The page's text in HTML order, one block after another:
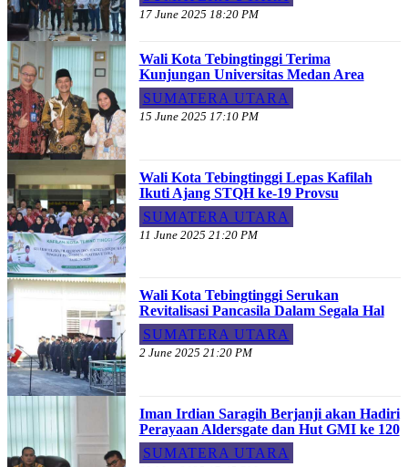
17 June 2025 18:20 PM
Wali Kota Tebingtinggi Terima
Kunjungan Universitas Medan Area
SUMATERA UTARA
15 June 2025 17:10 PM
Wali Kota Tebingtinggi Lepas Kafilah
Ikuti Ajang STQH ke-19 Provsu
SUMATERA UTARA
11 June 2025 21:20 PM
Wali Kota Tebingtinggi Serukan
Revitalisasi Pancasila Dalam Segala Hal
SUMATERA UTARA
2 June 2025 21:20 PM
Iman Irdian Saragih Berjanji akan Hadiri
Perayaan Aldersgate dan Hut GMI ke 120
SUMATERA UTARA